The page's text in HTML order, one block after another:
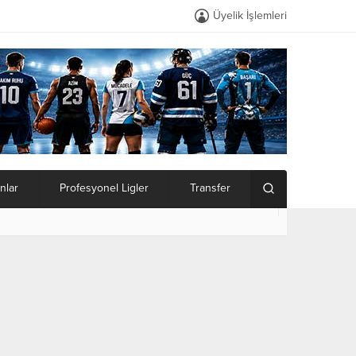
Üyelik İşlemleri
Profesyonel Ligler Transfer